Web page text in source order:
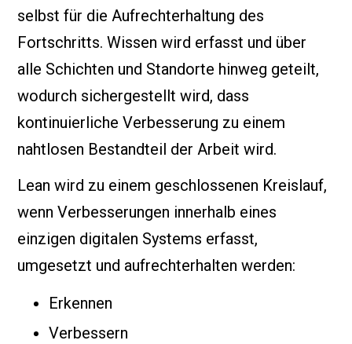
selbst für die Aufrechterhaltung des
Fortschritts. Wissen wird erfasst und über
alle Schichten und Standorte hinweg geteilt,
wodurch sichergestellt wird, dass
kontinuierliche Verbesserung zu einem
nahtlosen Bestandteil der Arbeit wird.
Lean wird zu einem geschlossenen Kreislauf,
wenn Verbesserungen innerhalb eines
einzigen digitalen Systems erfasst,
umgesetzt und aufrechterhalten werden:
Erkennen
Verbessern